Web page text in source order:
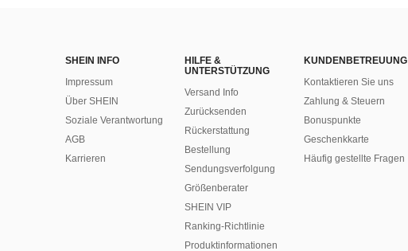
SHEIN INFO
Impressum
Über SHEIN
Soziale Verantwortung
AGB
Karrieren
HILFE &
UNTERSTÜTZUNG
Versand Info
Zurücksenden
Rückerstattung
Bestellung
Sendungsverfolgung
Größenberater
SHEIN VIP
Ranking-Richtlinie
​Produktinformationen
KUNDENBETREUUNG
Kontaktieren Sie uns
Zahlung & Steuern
Bonuspunkte
Geschenkkarte
Häufig gestellte Fragen